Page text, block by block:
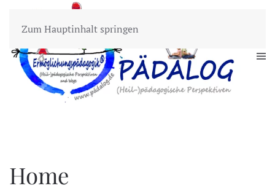
Zum Hauptinhalt springen
Home